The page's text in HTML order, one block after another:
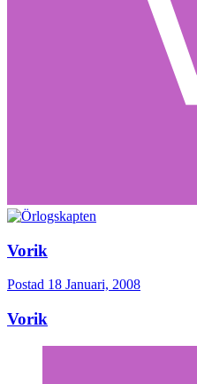
Vorik
Postad 18 Januari, 2008
Vorik